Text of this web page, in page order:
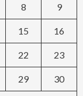
8 9
15 16
22 23
29 30